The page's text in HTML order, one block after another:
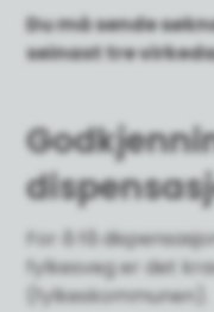
Du må sende
seinast tre
For å få
fylkesveg er det
(fylkeskommunen).